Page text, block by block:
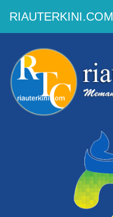
RIAUTERKINI.COM